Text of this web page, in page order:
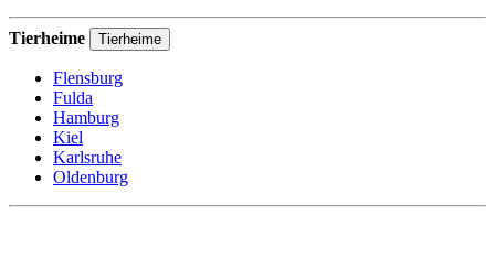
Tierheime Tierheime
Flensburg
Fulda
Hamburg
Kiel
Karlsruhe
Oldenburg